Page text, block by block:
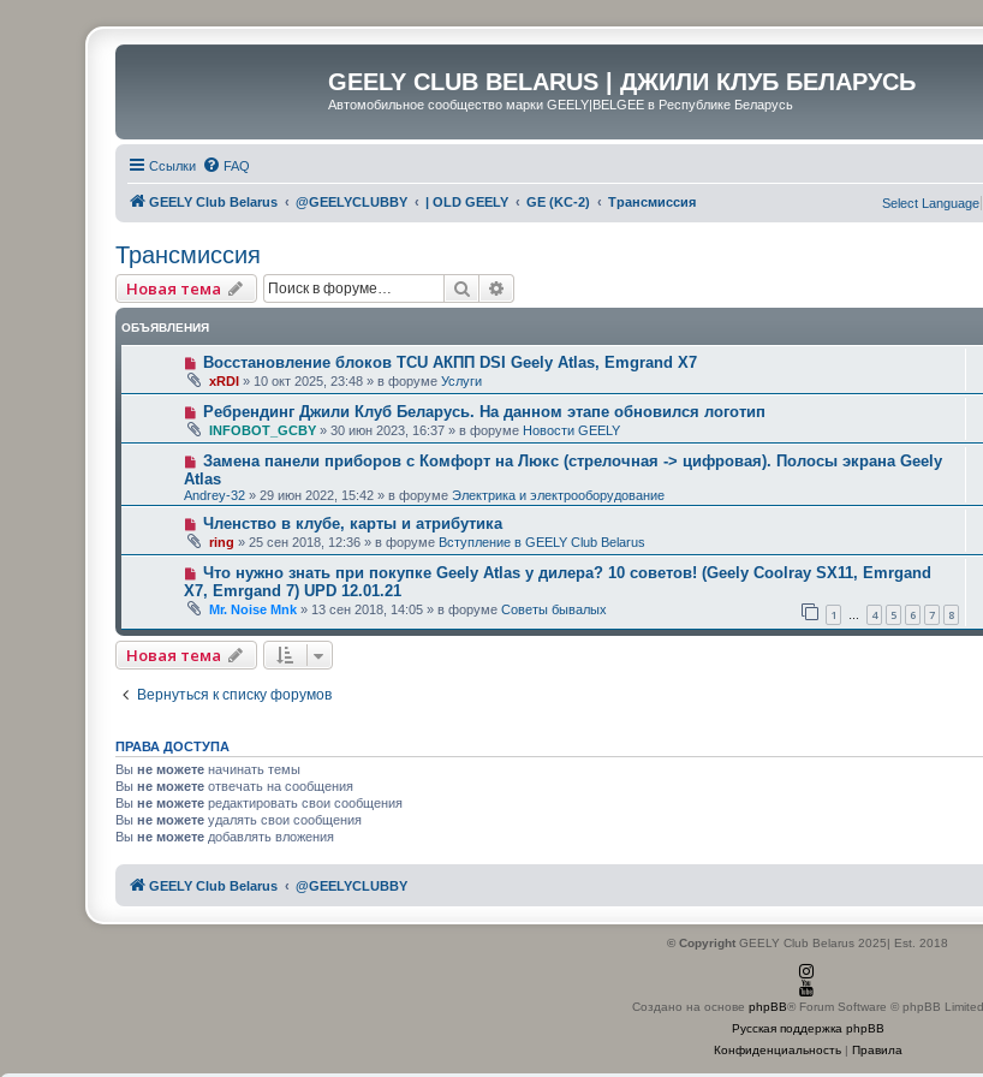
GEELY CLUB BELARUS | ДЖИЛИ КЛУБ БЕЛАРУСЬ
Автомобильное сообщество марки GEELY|BELGEE в Республике Беларусь
Ссылки FAQ
GEELY Club Belarus @GEELYCLUBBY | OLD GEELY GE (KC-2) Трансмиссия Select Language
Трансмиссия
Новая тема Поиск
ОБЪЯВЛЕНИЯ
Восстановление блоков TCU АКПП DSI Geely Atlas, Emgrand X7
xRDI » 10 окт 2025, 23:48 » в форуме Услуги
Ребрендинг Джили Клуб Беларусь. На данном этапе обновился логотип
INFOBOT_GCBY » 30 июн 2023, 16:37 » в форуме Новости GEELY
Замена панели приборов с Комфорт на Люкс (стрелочная -> цифровая). Полосы экрана Geely
Atlas
Andrey-32 » 29 июн 2022, 15:42 » в форуме Электрика и электрооборудование
Членство в клубе, карты и атрибутика
ring » 25 сен 2018, 12:36 » в форуме Вступление в GEELY Club Belarus
Что нужно знать при покупке Geely Atlas у дилера? 10 советов! (Geely Coolray SX11, Emrgand
X7, Emrgand 7) UPD 12.01.21
Mr. Noise Mnk » 13 сен 2018, 14:05 » в форуме Советы бывалых 1 … 4 5 6 7 8
Новая тема
Вернуться к списку форумов
ПРАВА ДОСТУПА
Вы не можете начинать темы
Вы не можете отвечать на сообщения
Вы не можете редактировать свои сообщения
Вы не можете удалять свои сообщения
Вы не можете добавлять вложения
GEELY Club Belarus @GEELYCLUBBY
© Copyright GEELY Club Belarus 2025| Est. 2018
Создано на основе phpBB® Forum Software © phpBB Limited
Русская поддержка phpBB
Конфиденциальность| Правила